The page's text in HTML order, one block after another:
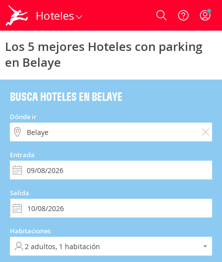
Hoteles Login
Los 5 mejores Hoteles con parking
en Belaye
BUSCA HOTELES EN BELAYE
Dónde ir
Entrada
Salida
Habitaciones